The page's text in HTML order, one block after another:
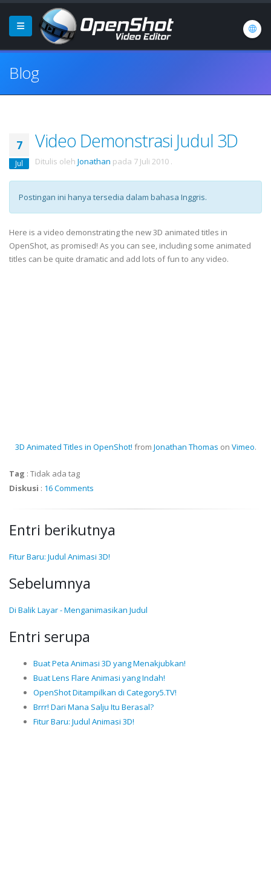
Blog
7
Jul
Video Demonstrasi Judul 3D
Ditulis oleh Jonathan pada 7 Juli 2010 .
Postingan ini hanya tersedia dalam bahasa Inggris.
Here is a video demonstrating the new 3D animated titles in
OpenShot, as promised! As you can see, including some animated
titles can be quite dramatic and add lots of fun to any video.
3D Animated Titles in OpenShot! from Jonathan Thomas on Vimeo.
Tag : Tidak ada tag
Diskusi : 16 Comments
Entri berikutnya
Fitur Baru: Judul Animasi 3D!
Sebelumnya
Di Balik Layar - Menganimasikan Judul
Entri serupa
Buat Peta Animasi 3D yang Menakjubkan!
Buat Lens Flare Animasi yang Indah!
OpenShot Ditampilkan di Category5.TV!
Brrr! Dari Mana Salju Itu Berasal?
Fitur Baru: Judul Animasi 3D!